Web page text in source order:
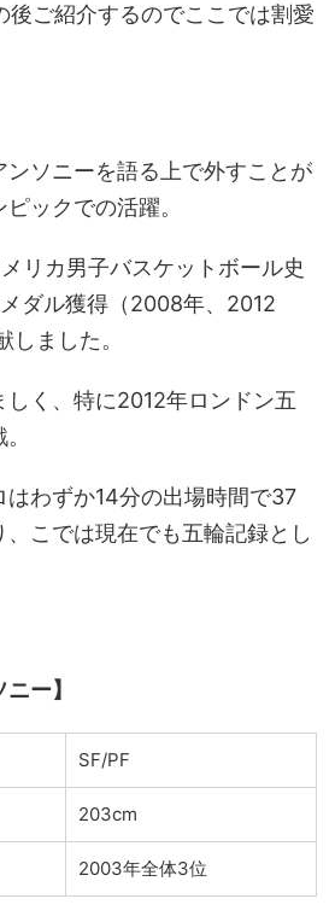
後ご紹介するのでここでは割愛
ンソニーを語る上で外すことが
ックでの活躍。
リカ男子バスケットボール史
ダル獲得（2008年、2012
ました。
く、特に2012年ロンドン五
はわずか14分の出場時間で37
こでは現在でも五輪記録とし
ー】
SF/PF
203cm
2003年全体3位